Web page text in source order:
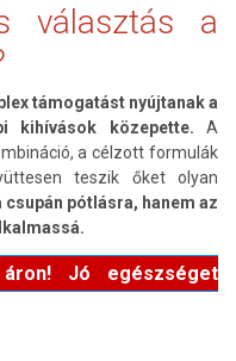
választás a
támogatást nyújtanak a
kihívások közepette. A
a célzott formulák
teszik őket olyan
csupán pótlásra, hanem az
Jó egészséget